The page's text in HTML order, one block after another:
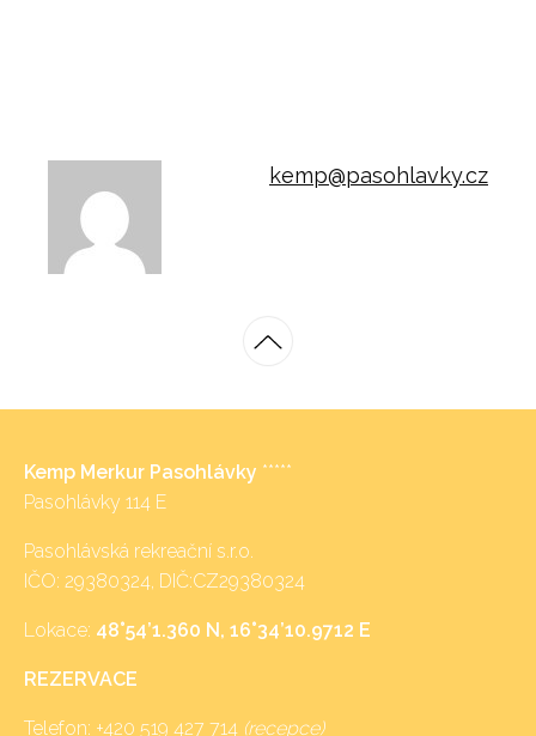
kemp@pasohlavky.cz
Kemp Merkur Pasohlávky *****
Pasohlávky 114 E
Pasohlávská rekreační s.r.o.
IČO: 29380324, DIČ:CZ29380324
Lokace: 48°54’1.360 N, 16°34’10.9712 E
REZERVACE
Telefon: +420 519 427 714 (recepce)